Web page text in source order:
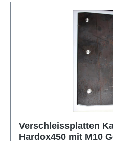
Verschleissplatten
Hardox450 mit M10